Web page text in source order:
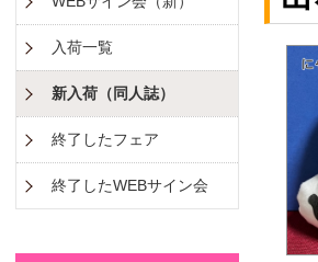
入荷一覧
新入荷（同人誌）
終了したフェア
終了したWEBサイン会